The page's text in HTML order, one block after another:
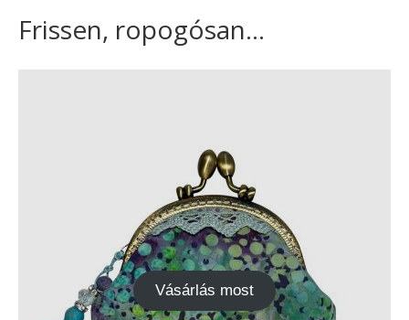
Frissen, ropogósan...
Vásárlás most